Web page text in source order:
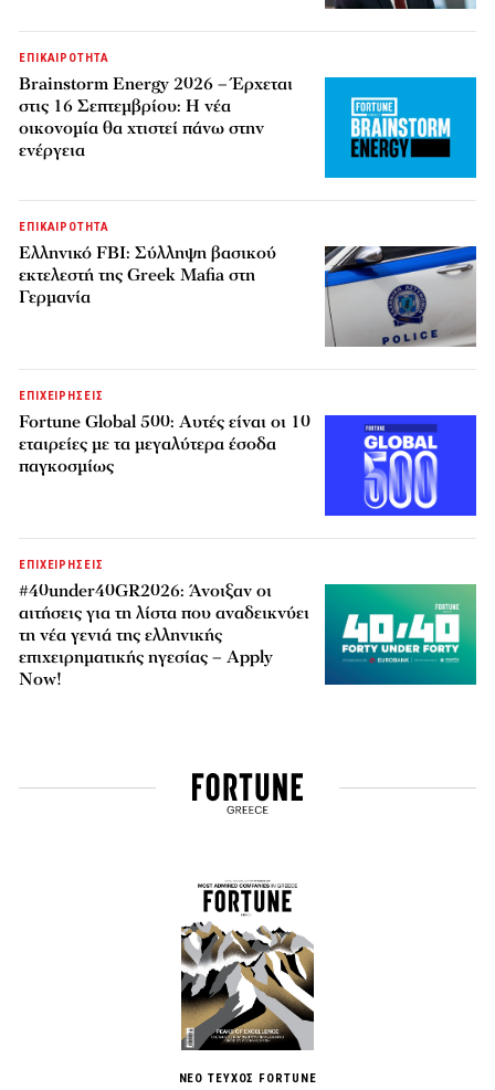
ΕΠΙΚΑΙΡΟΤΗΤΑ
Brainstorm Energy 2026 – Έρχεται
στις 16 Σεπτεμβρίου: Η νέα
οικονομία θα χτιστεί πάνω στην
ενέργεια
ΕΠΙΚΑΙΡΟΤΗΤΑ
Ελληνικό FBI: Σύλληψη βασικού
εκτελεστή της Greek Mafia στη
Γερμανία
ΕΠΙΧΕΙΡΗΣΕΙΣ
Fortune Global 500: Αυτές είναι οι 10
εταιρείες με τα μεγαλύτερα έσοδα
παγκοσμίως
ΕΠΙΧΕΙΡΗΣΕΙΣ
#40under40GR2026: Άνοιξαν οι
αιτήσεις για τη λίστα που αναδεικνύει
τη νέα γενιά της ελληνικής
επιχειρηματικής ηγεσίας – Apply
Now!
ΝΕΟ ΤΕΥΧΟΣ FORTUNE